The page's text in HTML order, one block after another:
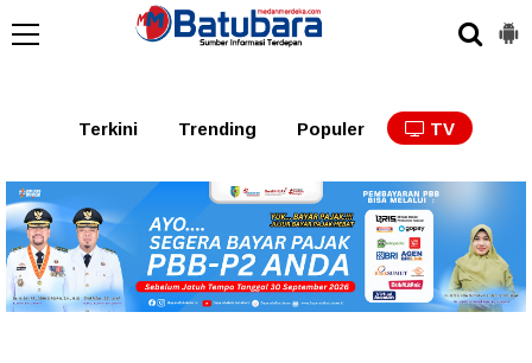
Terkini Trending Populer TV